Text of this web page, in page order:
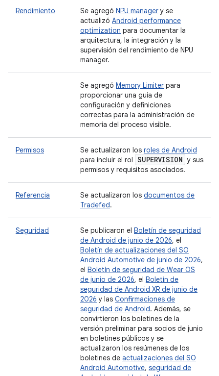
Rendimiento Se agregó NPU managery se
actualizó Android performance
optimization para documentar la
arquitectura, la integración y la
supervisión del rendimiento de NPU
manager.
Se agregó Memory Limiter para
proporcionar una guía de
configuración y definiciones
correctas para la administración de
memoria del proceso visible.
Permisos Se actualizaron los roles de Android
para incluir el rol SUPERVISION y sus
permisos y requisitos asociados.
Referencia Se actualizaron los documentos de
Tradefed.
Seguridad Se publicaron el Boletín de seguridad
de Android de junio de 2026, el
Boletín de actualizaciones del SO
Android Automotive de junio de 2026,
el Boletín de seguridad de Wear OS
de junio de 2026, el Boletín de
seguridad de Android XR de junio de
2026 y las Confirmaciones de
seguridad de Android. Además, se
convirtieron los boletines de la
versión preliminar para socios de junio
en boletines públicos y se
actualizaron los resúmenes de los
boletines de actualizaciones del SO
Android Automotive, seguridad de